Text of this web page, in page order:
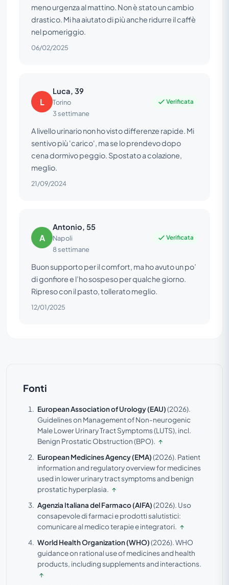
meno urgenza al mattino. Non è stato un cambio
drastico. Mi ha aiutato di più anche ridurre il caffè
nel pomeriggio.
06/02/2025
L
Luca, 39
Torino
3 settimane
Verificata
A livello urinario non ho visto differenze rapide. Mi
sentivo più 'carico', ma se lo prendevo dopo
cena dormivo peggio. Spostato a colazione,
meglio.
21/09/2024
A
Antonio, 55
Napoli
8 settimane
Verificata
Buon supporto per il comfort, ma ho avuto un po’
di gonfiore e l’ho sospeso per qualche giorno.
Ripreso con il pasto, tollerato meglio.
12/01/2025
Fonti
European Association of Urology (EAU)(2026).
Guidelines on Management of Non-neurogenic
Male Lower Urinary Tract Symptoms (LUTS), incl.
Benign Prostatic Obstruction (BPO). ↑
European Medicines Agency (EMA)(2026). Patient
information and regulatory overview for medicines
used in lower urinary tract symptoms and benign
prostatic hyperplasia. ↑
Agenzia Italiana del Farmaco (AIFA)(2026). Uso
consapevole di farmaci e prodotti salutistici:
comunicare al medico terapie e integratori. ↑
World Health Organization (WHO)(2026).WHO
guidance on rational use of medicines and health
products, including supplements and interactions.
↑